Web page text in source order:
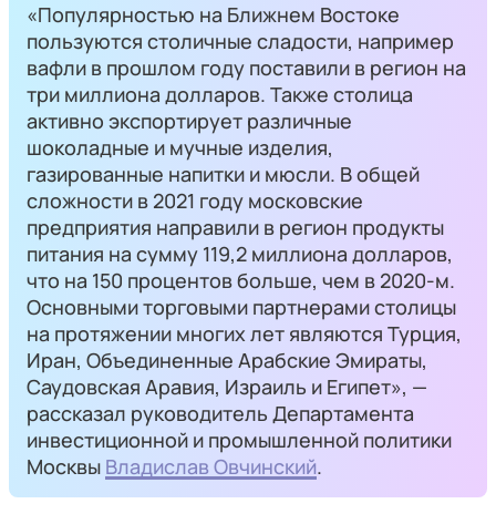
«Популярностью на Ближнем Востоке
пользуются столичные сладости, например
вафли в прошлом году поставили в регион на
три миллиона долларов. Также столица
активно экспортирует различные
шоколадные и мучные изделия,
газированные напитки и мюсли. В общей
сложности в 2021 году московские
предприятия направили в регион продукты
питания на сумму 119,2 миллиона долларов,
что на 150 процентов больше, чем в 2020-м.
Основными торговыми партнерами столицы
на протяжении многих лет являются Турция,
Иран, Объединенные Арабские Эмираты,
Саудовская Аравия, Израиль и Египет», —
рассказал руководитель Департамента
инвестиционной и промышленной политики
Москвы Владислав Овчинский.